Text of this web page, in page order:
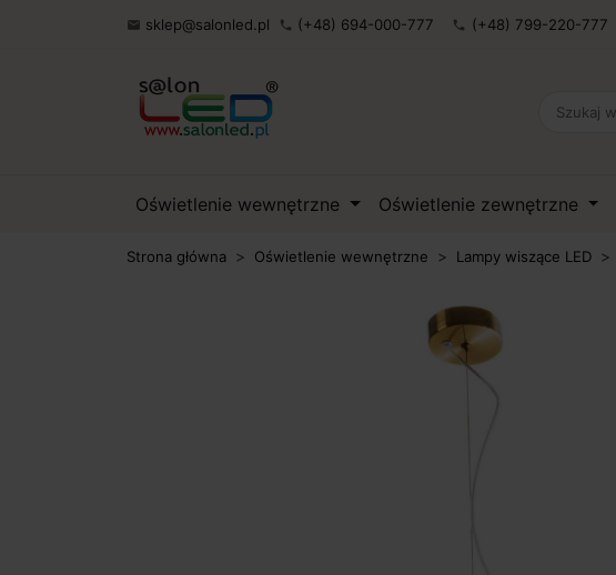
 sklep@salonled.pl phone (+48) 694-000-777 phone (+48) 799-220-777
Oświetlenie wewnętrzne Oświetlenie zewnętrzne
Strona główna Oświetlenie wewnętrzne Lampy wiszące LED